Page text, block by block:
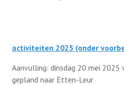
Organisatie
Lid worden
activiteiten 2025 (onder
Aanvulling: dinsdag 20 mei
gepland naar Etten-Leur